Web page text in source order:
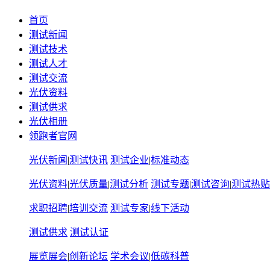
首页
测试新闻
测试技术
测试人才
测试交流
光伏资料
测试供求
光伏相册
领跑者官网
光伏新闻 |测试快讯 测试企业|标准动态
光伏资料|光伏质量|测试分析 测试专题|测试咨询|测试热贴
求职招聘|培训交流 测试专家|线下活动
测试供求 测试认证
展览展会|创新论坛 学术会议|低碳科普